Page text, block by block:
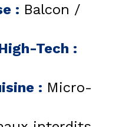
: Balcon /
Tech :
: Micro-